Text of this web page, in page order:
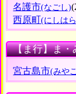
名護市(なごし)
西原町(にしは
【ま行】ま・
宮古島市(みや